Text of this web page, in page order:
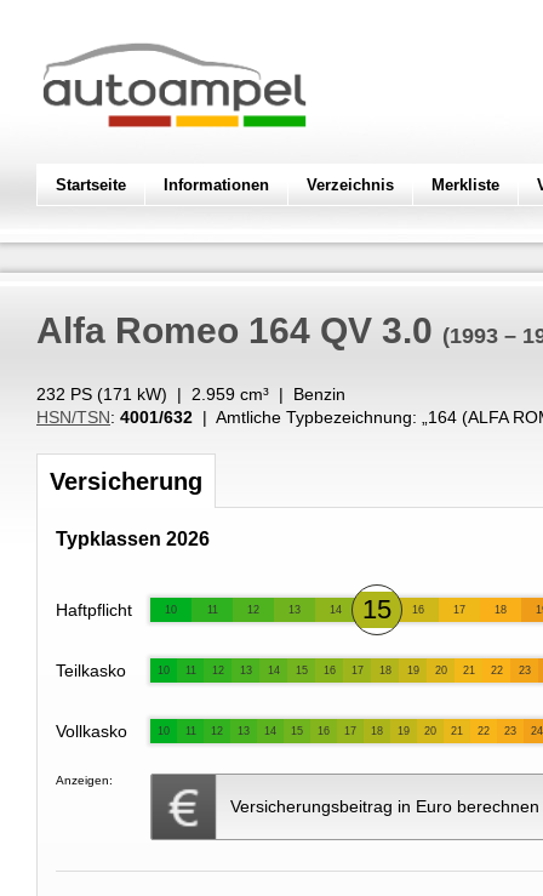
Startseite Informationen Verzeichnis Merkliste
Alfa Romeo 164 QV 3.0 (1993 –
232 PS (171 kW) | 2.959 cm³ | Benzin
HSN/TSN: 4001/632 | Amtliche Typbezeichnung: „ 164 (ALFA
Versicherung
Typklassen 2026
Haftpflicht 10 11 12 13 14 15 16 17 18
Teilkasko 10 11 12 13 14 15 16 17 18 19 20 21 22 23
Vollkasko 10 11 12 13 14 15 16 17 18 19 20 21 22 23 24
Anzeigen:
Versicherungsbeitrag in Euro berechnen